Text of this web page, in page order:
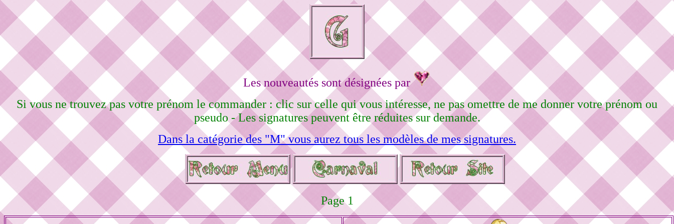
Les nouveautés sont désignées par
Si vous ne trouvez pas votre prénom le commander : clic sur celle qui vous intéresse, ne pas omettre de me donner votre prénom ou
pseudo - Les signatures peuvent être réduites sur demande.
Dans la catégorie des "M" vous aurez tous les modèles de mes signatures.
Page 1